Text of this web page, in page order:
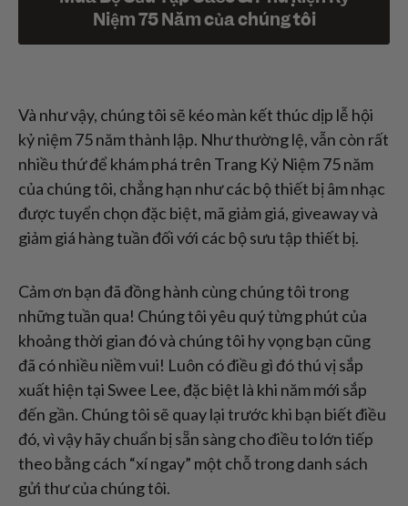
Niệm 75 Năm của chúng tôi
Và như vậy, chúng tôi sẽ kéo màn kết thúc dịp lễ hội
kỷ niệm 75 năm thành lập. Như thường lệ, vẫn còn rất
nhiều thứ để khám phá trên Trang Kỷ Niệm 75 năm
của chúng tôi, chẳng hạn như các bộ thiết bị âm nhạc
được tuyển chọn đặc biệt, mã giảm giá, giveaway và
giảm giá hàng tuần đối với các bộ sưu tập thiết bị.
Cảm ơn bạn đã đồng hành cùng chúng tôi trong
những tuần qua! Chúng tôi yêu quý từng phút của
khoảng thời gian đó và chúng tôi hy vọng bạn cũng
đã có nhiều niềm vui! Luôn có điều gì đó thú vị sắp
xuất hiện tại Swee Lee, đặc biệt là khi năm mới sắp
đến gần. Chúng tôi sẽ quay lại trước khi bạn biết điều
đó, vì vậy hãy chuẩn bị sẵn sàng cho điều to lớn tiếp
theo bằng cách “xí ngay” một chỗ trong danh sách
gửi thư của chúng tôi.